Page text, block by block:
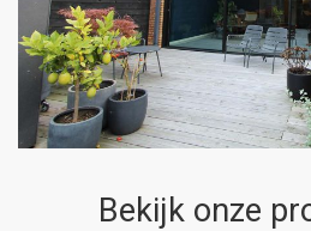
Bekijk onze